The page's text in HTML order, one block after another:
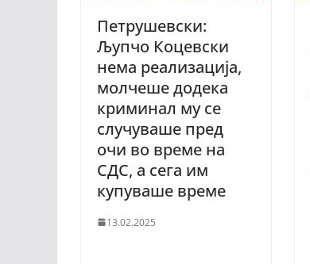
Петрушевски:
Љупчо Коцевски
нема реализација,
молчеше додека
криминал му се
случуваше пред
очи во време на
СДС, а сега им
купуваше време
13.02.2025